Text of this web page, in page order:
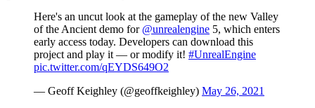
Here's an uncut look at the gameplay of the new Valley
of the Ancient demo for @unrealengine 5, which enters
early access today. Developers can download this
project and play it — or modify it! #UnrealEngine
pic.twitter.com/qEYDS649O2
— Geoff Keighley (@geoffkeighley) May 26, 2021